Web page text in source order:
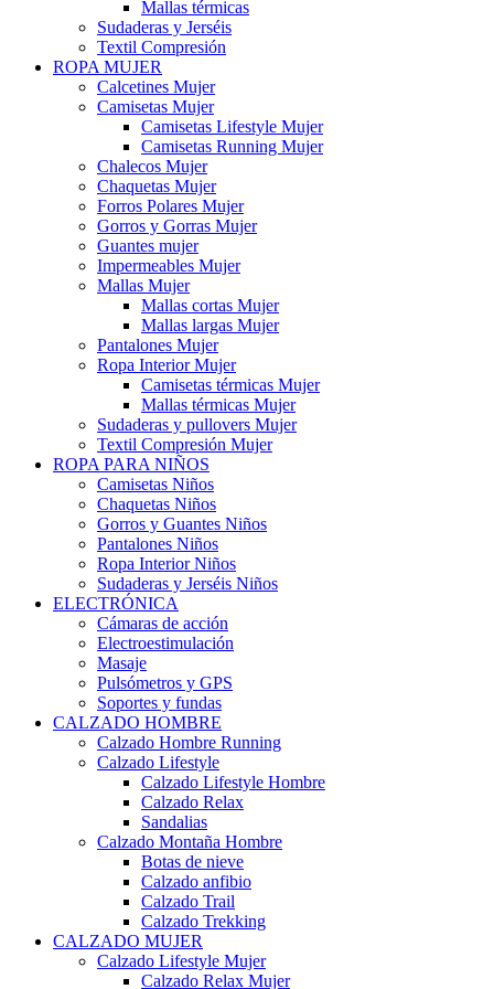
Mallas térmicas
Sudaderas y Jerséis
Textil Compresión
ROPA MUJER
Calcetines Mujer
Camisetas Mujer
Camisetas Lifestyle Mujer
Camisetas Running Mujer
Chalecos Mujer
Chaquetas Mujer
Forros Polares Mujer
Gorros y Gorras Mujer
Guantes mujer
Impermeables Mujer
Mallas Mujer
Mallas cortas Mujer
Mallas largas Mujer
Pantalones Mujer
Ropa Interior Mujer
Camisetas térmicas Mujer
Mallas térmicas Mujer
Sudaderas y pullovers Mujer
Textil Compresión Mujer
ROPA PARA NIÑOS
Camisetas Niños
Chaquetas Niños
Gorros y Guantes Niños
Pantalones Niños
Ropa Interior Niños
Sudaderas y Jerséis Niños
ELECTRÓNICA
Cámaras de acción
Electroestimulación
Masaje
Pulsómetros y GPS
Soportes y fundas
CALZADO HOMBRE
Calzado Hombre Running
Calzado Lifestyle
Calzado Lifestyle Hombre
Calzado Relax
Sandalias
Calzado Montaña Hombre
Botas de nieve
Calzado anfibio
Calzado Trail
Calzado Trekking
CALZADO MUJER
Calzado Lifestyle Mujer
Calzado Relax Mujer